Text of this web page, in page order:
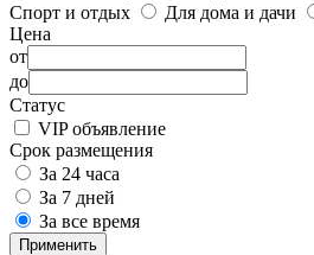
Спорт и отдых
Для дома и дачи
Цена
от
до
Статус
VIP объявление
Срок размещения
За 24 часа
За 7 дней
За все время
Применить